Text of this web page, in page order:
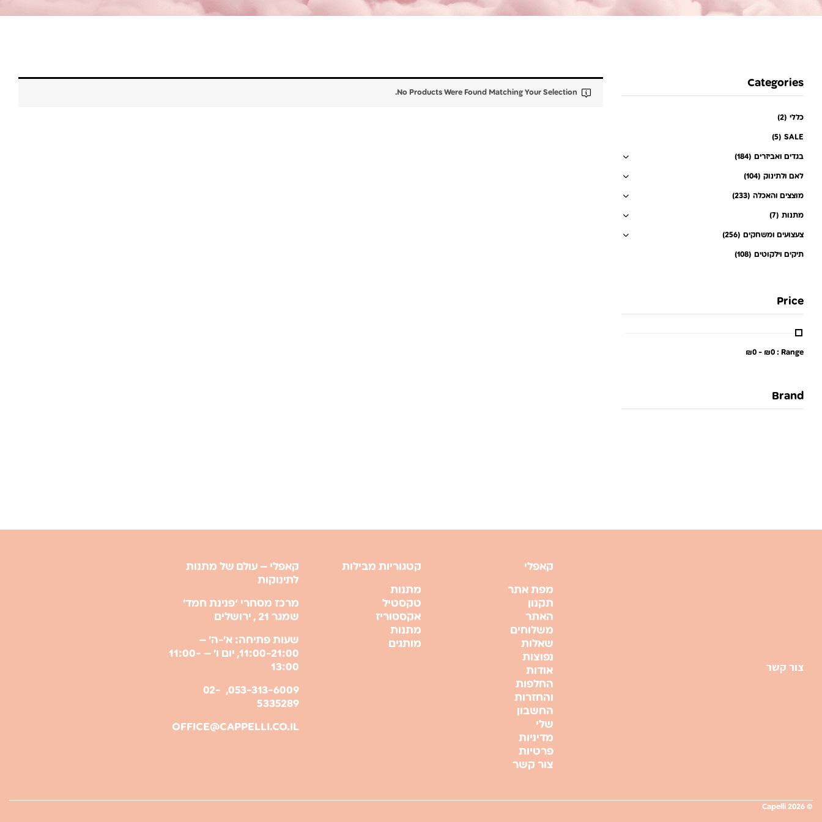
Categories
כללי (2)
SALE
(5)
בגדים ואביזרים (184)
לאם ולתינוק (104)
מוצצים והאכלה (233)
מתנות (7)
צעצועים ומשחקים (256)
תיקים וילקוטים (108)
Price
Range :
₪0
-
₪0
Brand
No Products Were Found Matching Your Selection.
צור קשר
קאפלי
מפת אתר
תקנון
האתר
משלוחים
שאלות
נפוצות
אודות
החלפות
והחזרות
החשבון
שלי
מדיניות
פרטיות
צור קשר
קטגוריות מבילות
מתנות
טקסטיל
אקססוריז
מתנות
מותגים
קאפלי – עולם של מתנות
לתינוקות
מרכז מסחרי ‘פנינת חמד’
שמגר 21 , ירושלים
שעות פתיחה: א’-ה’ –
11:00-21:00, יום ו’ – 11:00-
13:00
053-313-6009, 02-
5335289
OFFICE@CAPPELLI.CO.IL
© 2026 Capelli